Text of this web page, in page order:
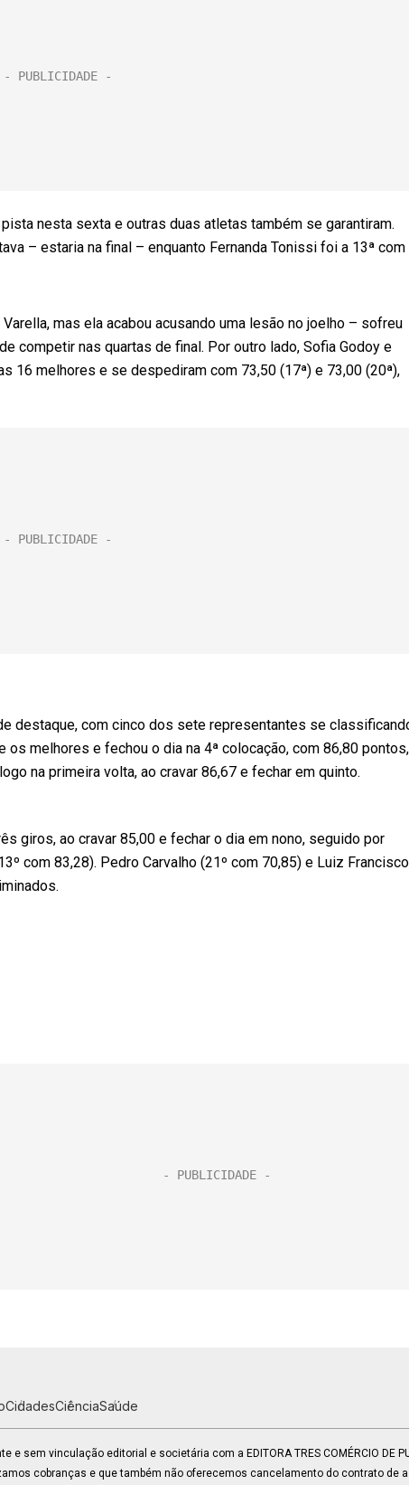
nesta sexta e outras duas atletas também se garantiram.
– estaria na final – enquanto Fernanda Tonissi foi a 13ª com
mas ela acabou acusando uma lesão no joelho – sofreu
competir nas quartas de final. Por outro lado, Sofia Godoy e
16 melhores e se despediram com 73,50 (17ª) e 73,00 (20ª),
destaque, com cinco dos sete representantes se
os melhores e fechou o dia na 4ª colocação, com 86,80 pontos,
na primeira volta, ao cravar 86,67 e fechar em quinto.
giros, ao cravar 85,00 e fechar o dia em nono, seguido por
com 83,28). Pedro Carvalho (21º com 70,85) e Luiz
CidadesCiênciaSaúde
e sem vinculação editorial e societária com a EDITORA TRES COMÉRCIO DE
cobranças e que também não oferecemos cancelamento do contrato de